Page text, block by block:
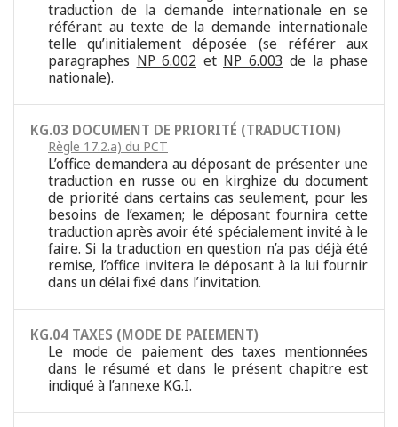
traduction de la demande internationale en se
référant au texte de la demande internationale
telle qu’initialement déposée (se référer aux
paragraphes NP 6.002 et NP 6.003 de la phase
nationale).
KG.03 DOCUMENT DE PRIORITÉ (TRADUCTION)
Règle 17.2.a) du PCT
L’office demandera au déposant de présenter une
traduction en russe ou en kirghize du document
de priorité dans certains cas seulement, pour les
besoins de l’examen; le déposant fournira cette
traduction après avoir été spécialement invité à le
faire. Si la traduction en question n’a pas déjà été
remise, l’office invitera le déposant à la lui fournir
dans un délai fixé dans l’invitation.
KG.04 TAXES (MODE DE PAIEMENT)
Le mode de paiement des taxes mentionnées
dans le résumé et dans le présent chapitre est
indiqué à l’annexe KG.I.